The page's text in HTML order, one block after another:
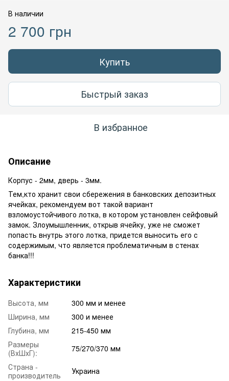
В наличии
2 700 грн
Купить
Быстрый заказ
В избранное
Описание
Корпус - 2мм, дверь - 3мм.
Тем,кто хранит свои сбережения в банковских депозитных
ячейках, рекомендуем вот такой вариант
взломоустойчивого лотка, в котором установлен сейфовый
замок. Злоумышленник, открыв ячейку, уже не сможет
попасть внутрь этого лотка, придется выносить его с
содержимым, что является проблематичным в стенах
банка!!!
Характеристики
Высота, мм
300 мм и менее
Ширина, мм
300 и менее
Глубина, мм
215-450 мм
Размеры
(ВхШхГ):
75/270/370 мм
Страна -
производитель
Украина